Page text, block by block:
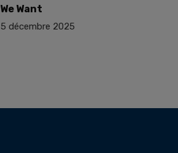
We Want
5 décembre 2025